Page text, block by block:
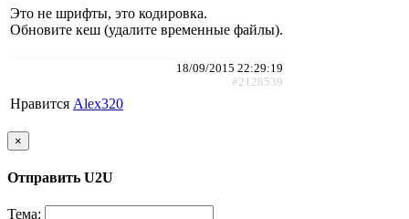
Это не шрифты, это кодировка.
Обновите кеш (удалите временные файлы).
18/09/2015 22:29:19
#2128539
Нравится Alex320
×
Отправить U2U
Тема: